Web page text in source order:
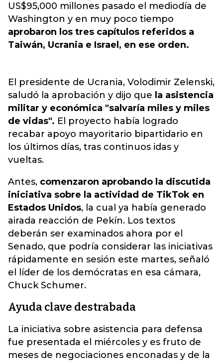
US$95,000 millones pasado el mediodía de
Washington y en muy poco tiempo
aprobaron los tres capítulos referidos a
Taiwán, Ucrania e Israel, en ese orden.
El presidente de Ucrania, Volodimir Zelenski,
saludó la aprobación y dijo que la asistencia
militar y económica "salvaría miles y miles
de vidas". El proyecto había logrado
recabar apoyo mayoritario bipartidario en
los últimos días, tras continuos idas y
vueltas.
Antes, comenzaron aprobando la discutida
iniciativa sobre la actividad de TikTok en
Estados Unidos, la cual ya había generado
airada reacción de Pekín. Los textos
deberán ser examinados ahora por el
Senado, que podría considerar las iniciativas
rápidamente en sesión este martes, señaló
el líder de los demócratas en esa cámara,
Chuck Schumer.
Ayuda clave destrabada
La iniciativa sobre asistencia para defensa
fue presentada el miércoles y es fruto de
meses de negociaciones enconadas y de la